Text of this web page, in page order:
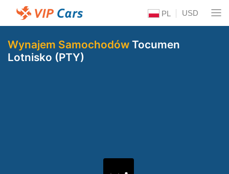
PL USD
Wynajem Samochodów Tocumen
Lotnisko (PTY)